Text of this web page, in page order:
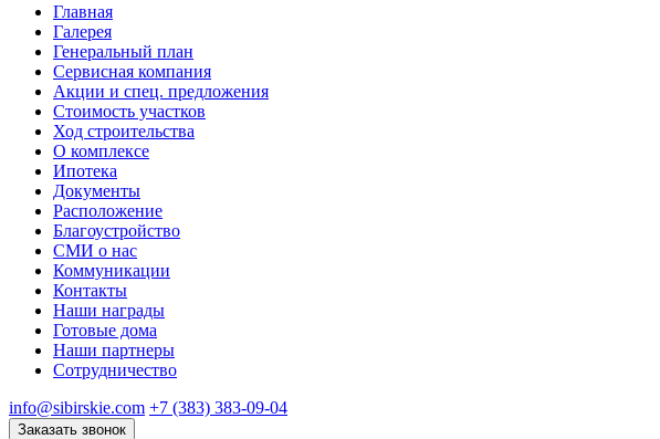
Главная
Галерея
Генеральный план
Сервисная компания
Акции и спец. предложения
Стоимость участков
Ход строительства
О комплексе
Ипотека
Документы
Расположение
Благоустройство
СМИ о нас
Коммуникации
Контакты
Наши награды
Готовые дома
Наши партнеры
Сотрудничество
info@sibirskie.com +7 (383) 383-09-04
Заказать звонок